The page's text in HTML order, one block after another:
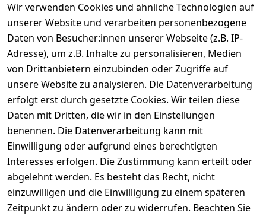
Wir verwenden Cookies und ähnliche Technologien auf
unserer Website und verarbeiten personenbezogene
Daten von Besucher:innen unserer Webseite (z.B. IP-
Adresse), um z.B. Inhalte zu personalisieren, Medien
von Drittanbietern einzubinden oder Zugriffe auf
unsere Website zu analysieren. Die Datenverarbeitung
erfolgt erst durch gesetzte Cookies. Wir teilen diese
Daten mit Dritten, die wir in den Einstellungen
benennen. Die Datenverarbeitung kann mit
Einwilligung oder aufgrund eines berechtigten
Interesses erfolgen. Die Zustimmung kann erteilt oder
abgelehnt werden. Es besteht das Recht, nicht
einzuwilligen und die Einwilligung zu einem späteren
Zeitpunkt zu ändern oder zu widerrufen. Beachten Sie
d
m
e
i
s
r.
e